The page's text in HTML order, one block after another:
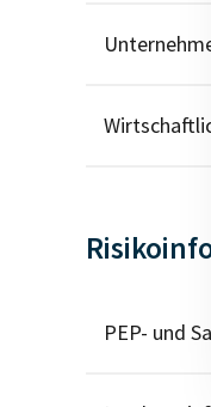
PEP- und